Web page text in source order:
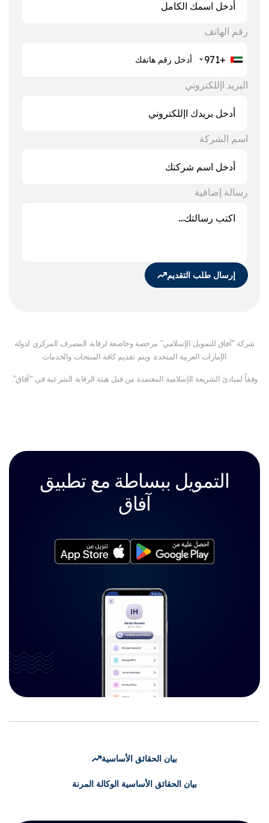
رقم الهاتف
+971
البريد اإللكتروني
اسم الشركة
رسالة إضافية
إرسال طلب التقديم
شركة “آفاق للتمويل الإسلامي” مرخصة وخاضعة لرقابة المصرف المركزي لدولة
الإمارات العربية المتحدة. ويتم تقديم كافة المنتجات والخدمات
وفقاً لمبادئ الشريعة الإسلامية المعتمدة من قبل هيئة الرقابة الشرعية في “آفاق”.
التمويل ببساطة معتطبيق
آفاق
بيان الحقائق الأساسية
بيان الحقائق الأساسية الوكالة المرنة